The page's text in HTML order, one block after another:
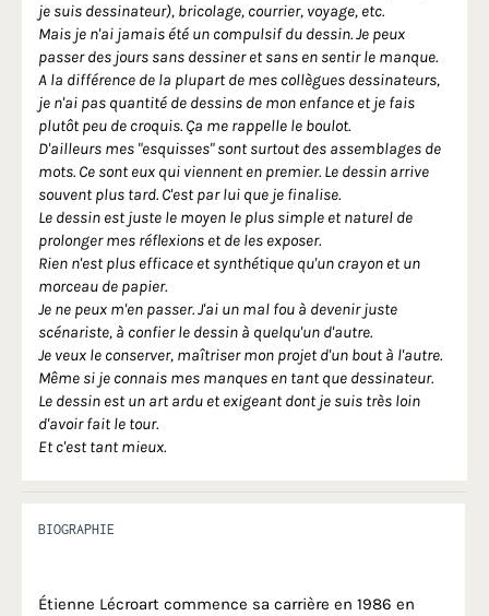
je suis dessinateur), bricolage, courrier, voyage, etc.
Mais je n'ai jamais été un compulsif du dessin. Je peux
passer des jours sans dessiner et sans en sentir le manque.
A la différence de la plupart de mes collègues dessinateurs,
je n'ai pas quantité de dessins de mon enfance et je fais
plutôt peu de croquis. Ça me rappelle le boulot.
D'ailleurs mes "esquisses" sont surtout des assemblages de
mots. Ce sont eux qui viennent en premier. Le dessin arrive
souvent plus tard. C'est par lui que je finalise.
Le dessin est juste le moyen le plus simple et naturel de
prolonger mes réflexions et de les exposer.
Rien n'est plus efficace et synthétique qu'un crayon et un
morceau de papier.
Je ne peux m'en passer. J'ai un mal fou à devenir juste
scénariste, à confier le dessin à quelqu'un d'autre.
Je veux le conserver, maîtriser mon projet d'un bout à l'autre.
Même si je connais mes manques en tant que dessinateur.
Le dessin est un art ardu et exigeant dont je suis très loin
d'avoir fait le tour.
Et c'est tant mieux.
BIOGRAPHIE
Étienne Lécroart commence sa carrière en 1986 en